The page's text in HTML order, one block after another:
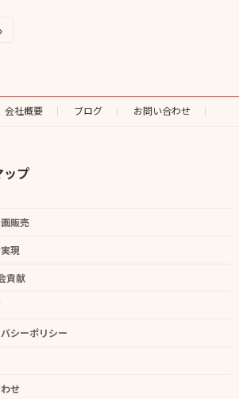
会社概要 ブログ お問い合わせ
ップ
販売
現
貢献
シーポリシー
せ